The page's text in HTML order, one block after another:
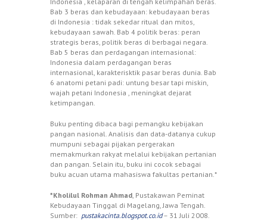
Bab 3 beras dan kebudayaan: kebudayaan beras
di Indonesia : tidak sekedar ritual dan mitos,
kebudayaan sawah. Bab 4 politik beras: peran
strategis beras, politik beras di berbagai negara.
Bab 5 beras dan perdagangan internasional:
Indonesia dalam perdagangan beras
internasional, karakterisktik pasar beras dunia. Bab
6 anatomi petani padi: untung besar tapi miskin,
wajah petani Indonesia , meningkat dejarat
ketimpangan.
Buku penting dibaca bagi pemangku kebijakan
pangan nasional. Analisis dan data-datanya cukup
mumpuni sebagai pijakan pergerakan
memakmurkan rakyat melalui kebijakan pertanian
dan pangan. Selain itu, buku ini cocok sebagai
buku acuan utama mahasiswa fakultas pertanian.*
*Kholilul Rohman Ahmad , Pustakawan Peminat
Kebudayaan Tinggal di Magelang, Jawa Tengah.
Sumber: pustakacinta.blogspot.co.id– 31 Juli 2008.